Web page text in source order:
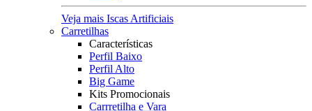
Veja mais Iscas Artificiais
Carretilhas
Características
Perfil Baixo
Perfil Alto
Big Game
Kits Promocionais
Carrretilha e Vara